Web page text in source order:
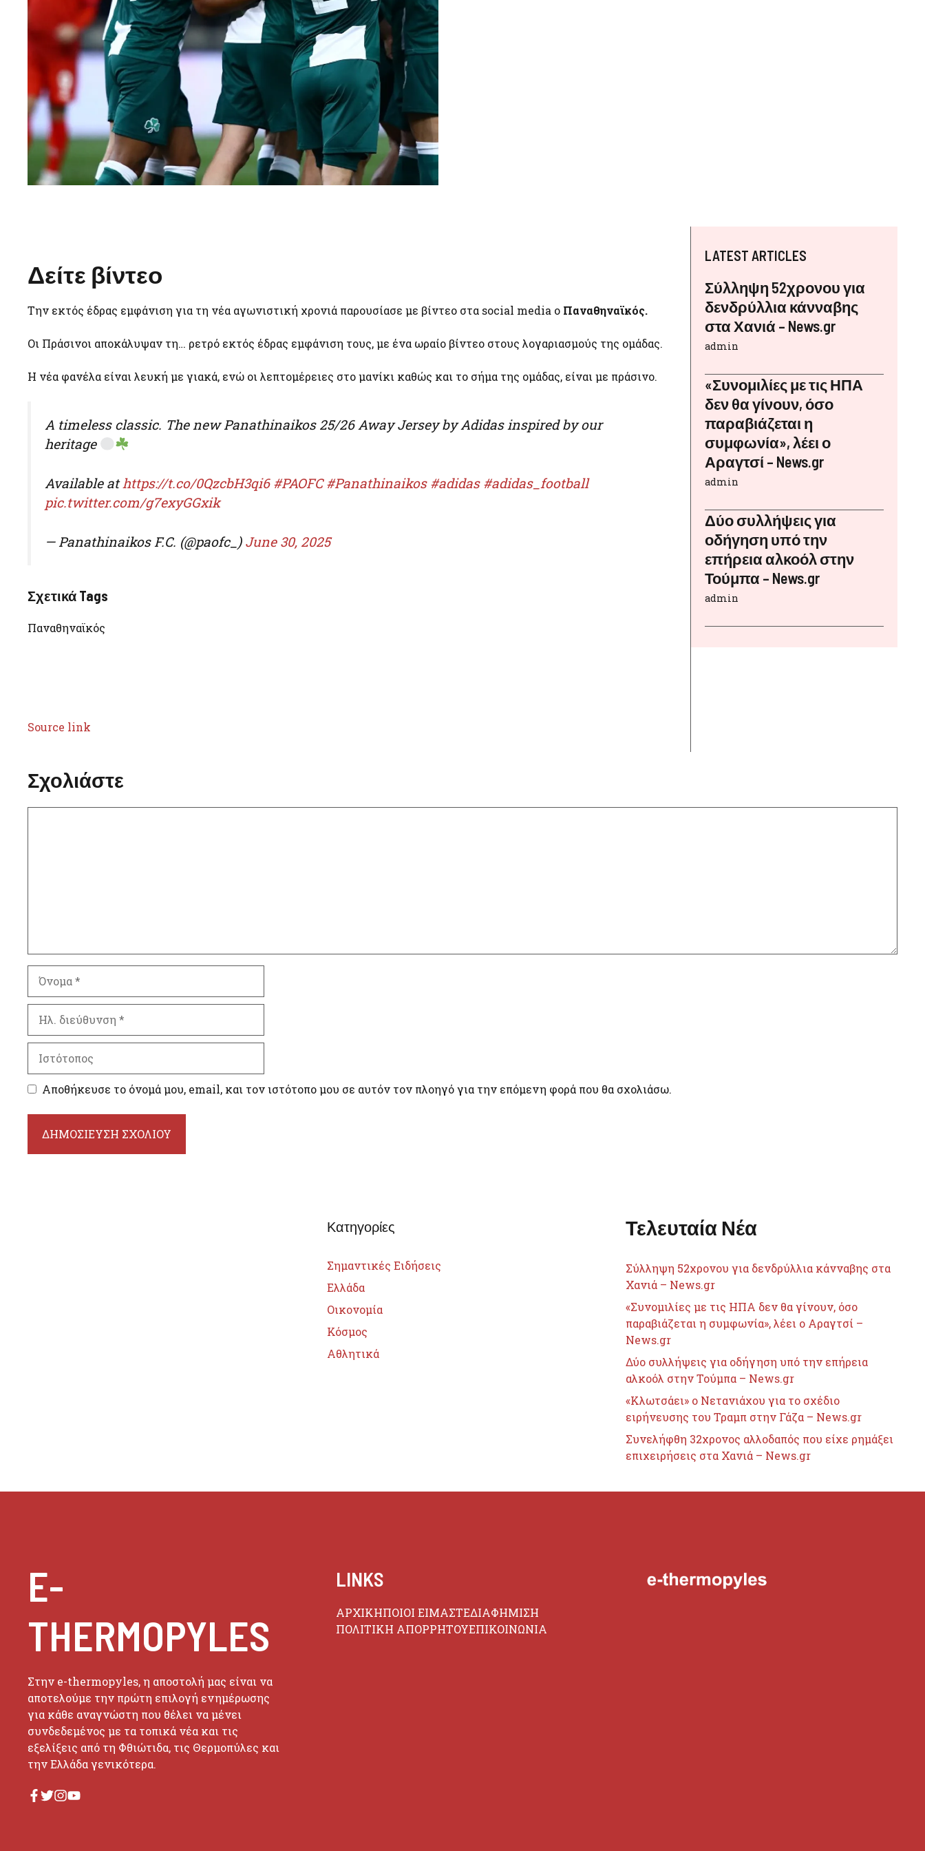
Δείτε βίντεο
Την εκτός έδρας εμφάνιση για τη νέα αγωνιστική χρονιά παρουσίασε με βίντεο στα social media ο Παναθηναϊκός.
Οι Πράσινοι αποκάλυψαν τη… ρετρό εκτός έδρας εμφάνιση τους, με ένα ωραίο βίντεο στους λογαριασμούς της ομάδας.
Η νέα φανέλα είναι λευκή με γιακά, ενώ οι λεπτομέρειες στο μανίκι καθώς και το σήμα της ομάδας, είναι με πράσινο.
A timeless classic. The new Panathinaikos 25/26 Away Jersey by Adidas inspired by our
heritage
Available athttps://t.co/0QzcbH3qi6 #PAOFC #Panathinaikos #adidas #adidas_football
pic.twitter.com/g7exyGGxik
— Panathinaikos F.C. (@paofc_) June 30, 2025
Σχετικά Tags
Παναθηναϊκός
Source link
LATEST ARTICLES
Σύλληψη 52χρονου για
δενδρύλλια κάνναβης
στα Χανιά – News.gr
admin
«Συνομιλίες με τις ΗΠΑ
δεν θα γίνουν, όσο
παραβιάζεται η
συμφωνία», λέει ο
Αραγτσί – News.gr
admin
Δύο συλλήψεις για
οδήγηση υπό την
επήρεια αλκοόλ στην
Τούμπα – News.gr
admin
Σχολιάστε
διεύθυνση
Αποθήκευσε το όνομά μου, email, και τον ιστότοπο μου σε αυτόν τον πλοηγό για την επόμενη φορά που θα σχολιάσω.
Κατηγορίες
Σημαντικές Ειδήσεις
Ελλάδα
Οικονομία
Κόσμος
Αθλητικά
Τελευταία Νέα
Σύλληψη 52χρονου για δενδρύλλια κάνναβης στα
Χανιά – News.gr
«Συνομιλίες με τις ΗΠΑ δεν θα γίνουν, όσο
παραβιάζεται η συμφωνία», λέει ο Αραγτσί –
News.gr
Δύο συλλήψεις για οδήγηση υπό την επήρεια
αλκοόλ στην Τούμπα – News.gr
«Κλωτσάει» ο Νετανιάχου για το σχέδιο
ειρήνευσης του Τραμπ στην Γάζα – News.gr
Συνελήφθη 32χρονος αλλοδαπός που είχε ρημάξει
επιχειρήσεις στα Χανιά – News.gr
E-
THERMOPYLES
Στην e-thermopyles, η αποστολή μας είναι να
αποτελούμε την πρώτη επιλογή ενημέρωσης
για κάθε αναγνώστη που θέλει να μένει
συνδεδεμένος με τα τοπικά νέα και τις
εξελίξεις από τη Φθιώτιδα, τις Θερμοπύλες και
την Ελλάδα γενικότερα.
LINKS
ΑΡΧΙΚΗΠΟΙΟΙ ΕΙΜΑΣΤΕΔΙΑΦΗΜΙΣΗ
ΠΟΛΙΤΙΚΗ ΑΠΟΡΡΗΤΟΥΕΠΙΚΟΙΝΩΝΙΑ